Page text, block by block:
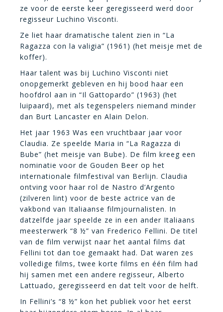
ze voor de eerste keer geregisseerd werd door
regisseur Luchino Visconti.
Ze liet haar dramatische talent zien in “La
Ragazza con la valigia” (1961) (het meisje met de
koffer).
Haar talent was bij Luchino Visconti niet
onopgemerkt gebleven en hij bood haar een
hoofdrol aan in “Il Gattopardo” (1963) (het
luipaard), met als tegenspelers niemand minder
dan Burt Lancaster en Alain Delon.
Het jaar 1963 Was een vruchtbaar jaar voor
Claudia. Ze speelde Maria in “La Ragazza di
Bube” (het meisje van Bube). De film kreeg een
nominatie voor de Gouden Beer op het
internationale filmfestival van Berlijn. Claudia
ontving voor haar rol de Nastro d’Argento
(zilveren lint) voor de beste actrice van de
vakbond van Italiaanse filmjournalisten. In
datzelfde jaar speelde ze in een ander Italiaans
meesterwerk “8 ½” van Frederico Fellini. De titel
van de film verwijst naar het aantal films dat
Fellini tot dan toe gemaakt had. Dat waren zes
volledige films, twee korte films en één film had
hij samen met een andere regisseur, Alberto
Lattuado, geregisseerd en dat telt voor de helft.
In Fellini’s “8 ½” kon het publiek voor het eerst